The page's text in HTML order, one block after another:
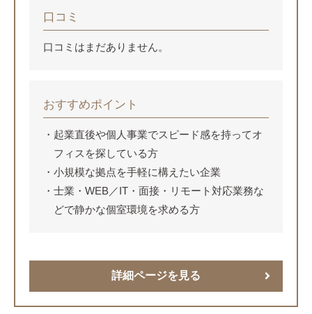
口コミ
口コミはまだありません。
おすすめポイント
起業直後や個人事業でスピード感を持ってオ
フィスを探している方
小規模な拠点を手軽に構えたい企業
士業・WEB／IT・面接・リモート対応業務な
どで静かな個室環境を求める方
詳細ページを見る